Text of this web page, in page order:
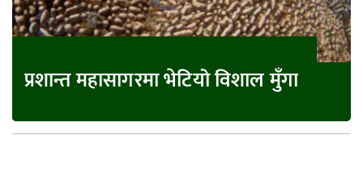
प्रशान्त महासागरमा भेटियो विशाल मुँगा